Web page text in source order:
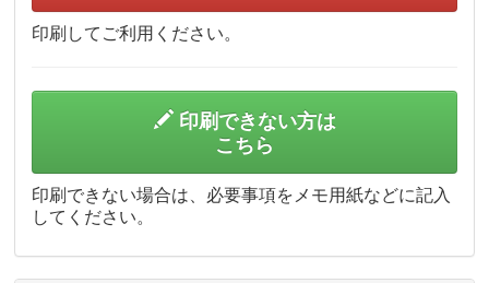
印刷してご利用ください。
印刷できない方は
こちら
印刷できない場合は、必要事項をメモ用紙などに記入
してください。